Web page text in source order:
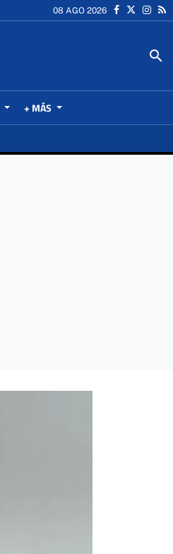
08 AGO 2026
search
+ MÁS